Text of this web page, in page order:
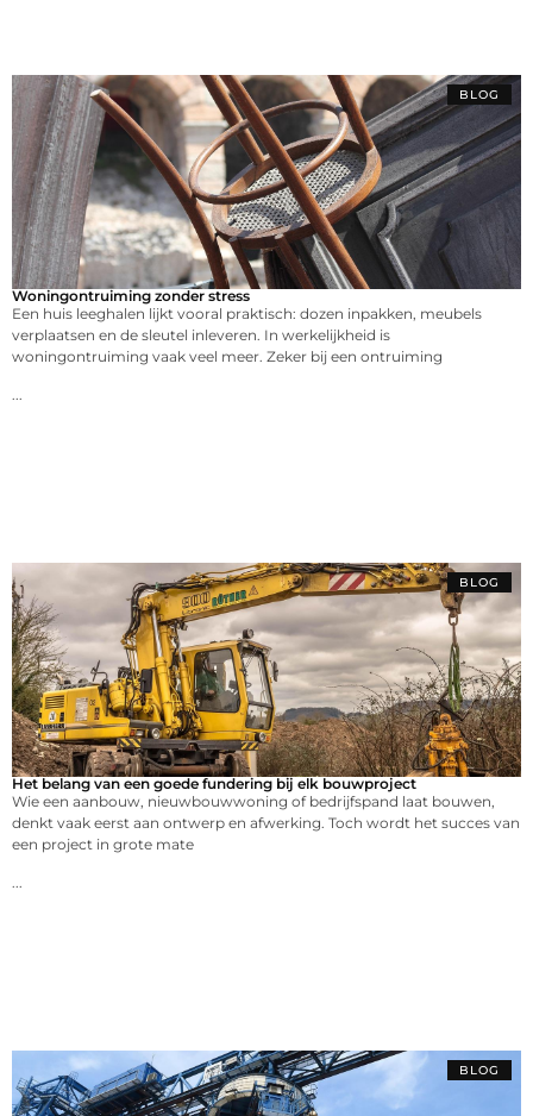
BLOG
Woningontruiming zonder stress
Een huis leeghalen lijkt vooral praktisch: dozen inpakken, meubels
verplaatsen en de sleutel inleveren. In werkelijkheid is
woningontruiming vaak veel meer. Zeker bij een ontruiming
...
BLOG
Het belang van een goede fundering bij elk bouwproject
Wie een aanbouw, nieuwbouwwoning of bedrijfspand laat bouwen,
denkt vaak eerst aan ontwerp en afwerking. Toch wordt het succes van
een project in grote mate
...
BLOG